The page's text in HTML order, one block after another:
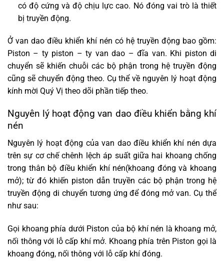
có độ cứng và độ chịu lực cao. Nó đóng vai trò là thiết
bị truyền động.
Ở van dao điều khiển khí nén có hệ truyền động bao gồm:
Piston – ty piston – ty van dao – đĩa van. Khi piston di
chuyển sẽ khiến chuỗi các bộ phận trong hệ truyền động
cũng sẽ chuyển động theo. Cụ thể về nguyên lý hoạt động
kính mời Quý Vị theo dõi phần tiếp theo.
Nguyên lý hoạt động van dao điều khiển bằng khí
nén
Nguyên lý hoạt động của van dao điều khiển khí nén dựa
trên sự cơ chế chênh lệch áp suất giữa hai khoang chống
trong thân bộ điều khiển khí nén(khoang đóng và khoang
mở); từ đó khiến piston dẫn truyền các bộ phận trong hệ
truyền động di chuyển tương ứng để đóng mở van. Cụ thể
như sau:
Gọi khoang phía dưới Piston của bộ khí nén là khoang mở,
nối thông với lỗ cấp khí mở. Khoang phía trên Piston gọi là
khoang đóng, nối thông với lỗ cấp khí đóng.